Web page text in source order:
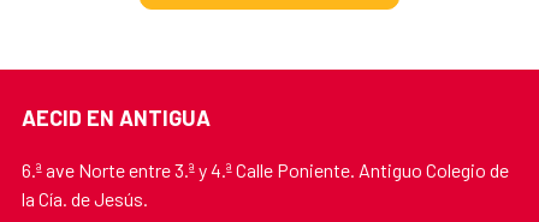
AECID EN ANTIGUA
6.ª ave Norte entre 3.ª y 4.ª Calle Poniente. Antiguo Colegio de
la Cía. de Jesús.